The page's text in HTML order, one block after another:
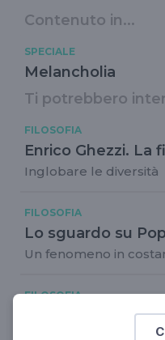
Contenuto in...
SPECIALE
Melancholia
Ti potrebbero
FILOSOFIA
Enrico Ghezzi. La
Inglobare le diversità
FILOSOFIA
Lo sguardo su
Un fenomeno in
FILOSOFIA
Piero Sansonetti.